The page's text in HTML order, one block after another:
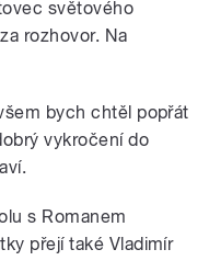
světového
rozhovor. Na
bych chtěl popřát
vykročení do
s Romanem
přejí také Vladimír